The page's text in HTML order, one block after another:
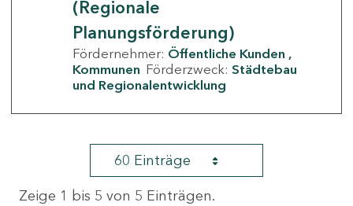
(Regionale
Planungsförderung)
Fördernehmer: Öffentliche Kunden
Kommunen Förderzweck: Städtebau
und Regionalentwicklung
60 Einträge
Zeige 1 bis 5 von 5 Einträgen.